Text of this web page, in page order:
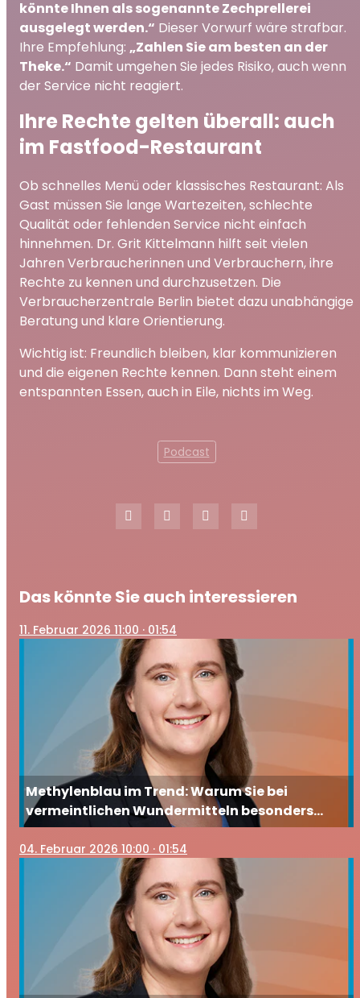
könnte Ihnen als sogenannte Zechprellerei
ausgelegt werden.“ Dieser Vorwurf wäre strafbar.
Ihre Empfehlung: „Zahlen Sie am besten an der
Theke.“ Damit umgehen Sie jedes Risiko, auch wenn
der Service nicht reagiert.
Ihre Rechte gelten überall: auch
im Fastfood-Restaurant
Ob schnelles Menü oder klassisches Restaurant: Als
Gast müssen Sie lange Wartezeiten, schlechte
Qualität oder fehlenden Service nicht einfach
hinnehmen. Dr. Grit Kittelmann hilft seit vielen
Jahren Verbraucherinnen und Verbrauchern, ihre
Rechte zu kennen und durchzusetzen. Die
Verbraucherzentrale Berlin bietet dazu unabhängige
Beratung und klare Orientierung.
Wichtig ist: Freundlich bleiben, klar kommunizieren
und die eigenen Rechte kennen. Dann steht einem
entspannten Essen, auch in Eile, nichts im Weg.
Podcast
Das könnte Sie auch interessieren
11. Februar 2026 11:00 · 01:54
Methylenblau im Trend: Warum Sie bei
vermeintlichen Wundermitteln besonders
vorsichtig sein sollten
04. Februar 2026 10:00 · 01:54